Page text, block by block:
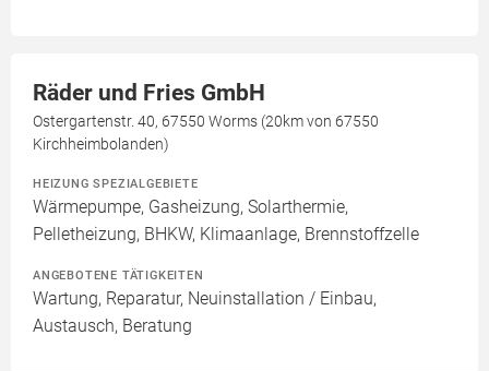
Räder und Fries GmbH
Ostergartenstr. 40, 67550 Worms (20km von 67550
Kirchheimbolanden)
HEIZUNG SPEZIALGEBIETE
Wärmepumpe, Gasheizung, Solarthermie,
Pelletheizung, BHKW, Klimaanlage, Brennstoffzelle
ANGEBOTENE TÄTIGKEITEN
Wartung, Reparatur, Neuinstallation / Einbau,
Austausch, Beratung